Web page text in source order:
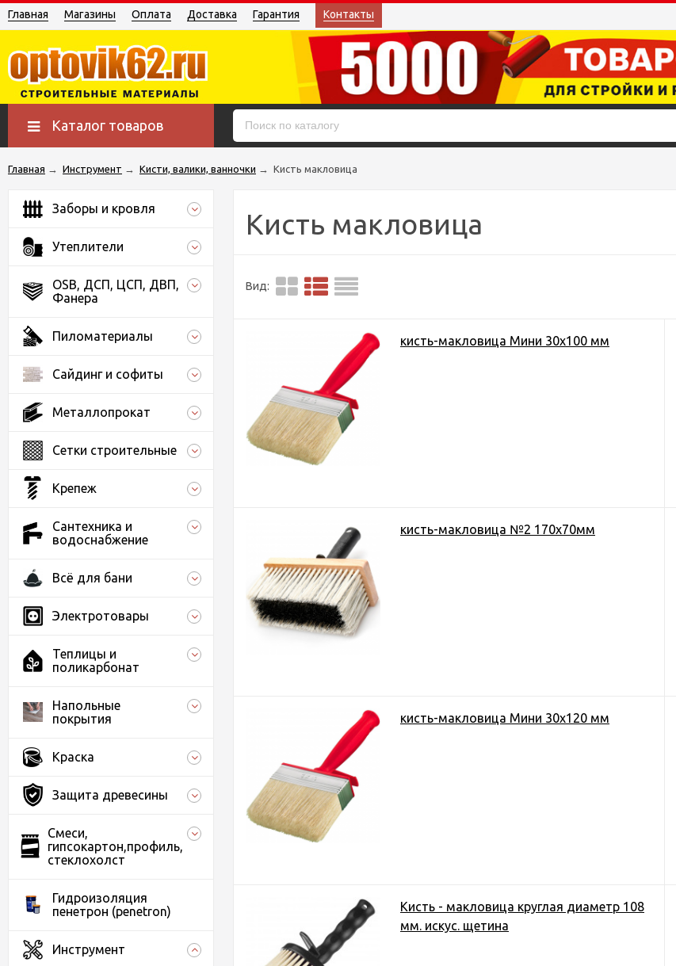
Главная Магазины Оплата Доставка Гарантия Контакты
Каталог товаров
Главная → Инструмент → Кисти, валики, ванночки → Кисть макловица
Заборы и кровля
Утеплители
OSB, ДСП, ЦСП, ДВП,
Фанера
Пиломатериалы
Сайдинг и софиты
Металлопрокат
Сетки строительные
Крепеж
Сантехника и
водоснабжение
Всё для бани
Электротовары
Теплицы и
поликарбонат
Напольные
покрытия
Краска
Защита древесины
Смеси,
гипсокартон,профиль,
стеклохолст
Гидроизоляция
пенетрон (penetron)
Инструмент
Кисть макловица
Вид:
кисть-макловица Мини 30х100 мм
кисть-макловица №2 170х70мм
кисть-макловица Мини 30х120 мм
Кисть - макловица круглая диаметр 108
мм. искус. щетина